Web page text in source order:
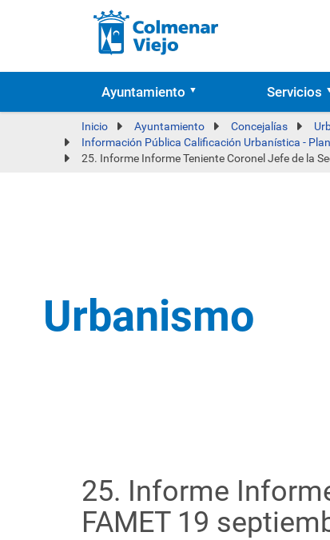
Ayuntamiento Servicios
Inicio Ayuntamiento Concejalías
Información Pública Calificación Urbanística -
25. Informe Informe Teniente Coronel Jefe de la
Urbanismo
25. Informe
FAMET 19